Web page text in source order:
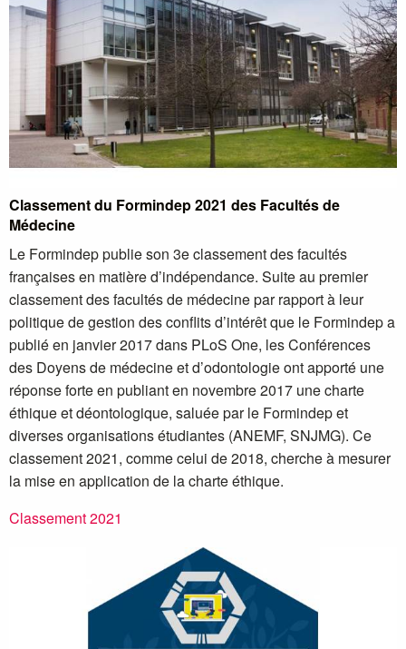
Classement du Formindep 2021 des Facultés de
Médecine
Le Formindep publie son 3e classement des facultés
françaises en matière d’indépendance. Suite au premier
classement des facultés de médecine par rapport à leur
politique de gestion des conflits d’intérêt que le Formindep a
publié en janvier 2017 dans PLoS One, les Conférences
des Doyens de médecine et d’odontologie ont apporté une
réponse forte en publiant en novembre 2017 une charte
éthique et déontologique, saluée par le Formindep et
diverses organisations étudiantes (ANEMF, SNJMG). Ce
classement 2021, comme celui de 2018, cherche à mesurer
la mise en application de la charte éthique.
Classement 2021